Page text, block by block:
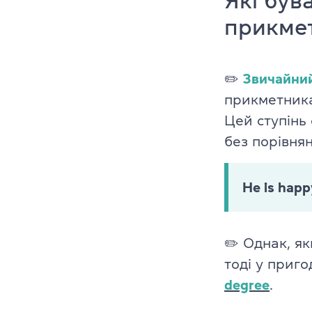
Cambridge
IELTS
TOEFL iBT
Головна
Про
Ліцензії
✏️
Цей
без
He is
✏️ Однак,
тоді у
degree.